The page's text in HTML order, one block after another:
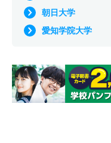
朝日大学
愛知学院大学